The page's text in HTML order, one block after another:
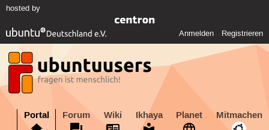
hosted by
Anmelden Registrieren
Portal Forum Wiki Ikhaya Planet Mitmachen